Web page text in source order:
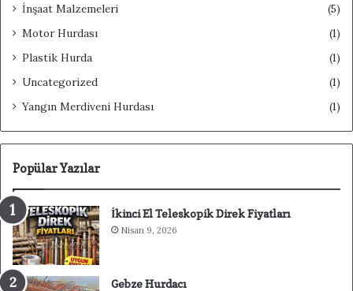
İnşaat Malzemeleri
(5)
Motor Hurdası
(1)
Plastik Hurda
(1)
Uncategorized
(1)
Yangın Merdiveni Hurdası
(1)
Popülar Yazılar
İkinci El Teleskopik Direk Fiyatları
Nisan 9, 2026
Gebze Hurdacı